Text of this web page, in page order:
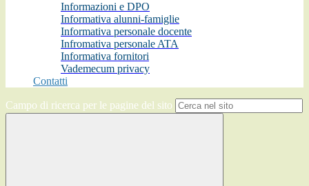
Informazioni e DPO
Informativa alunni-famiglie
Informativa personale docente
Infromativa personale ATA
Informativa fornitori
Vademecum privacy
Contatti
Campo di ricerca per le pagine del sito